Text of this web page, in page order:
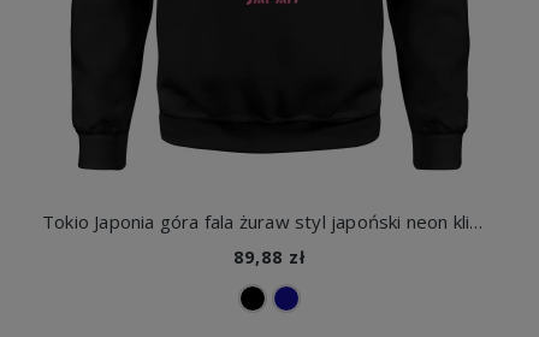
Tokio Japonia góra fala żuraw styl japoński neon klimat anime podróże kultura azjatycka Męska bluza
89,88 zł